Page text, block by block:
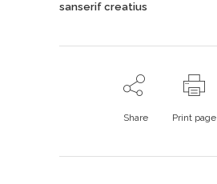
sanserif creatius
Share Print page